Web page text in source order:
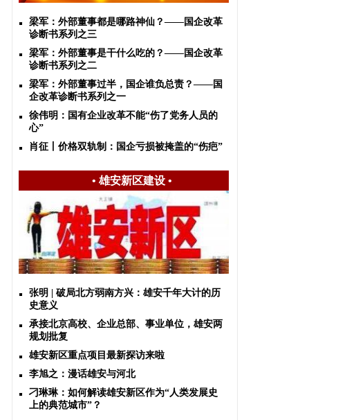
梁军：外部董事都是哪路神仙？——国企改革
诊断书系列之三
梁军：外部董事是干什么吃的？——国企改革
诊断书系列之二
梁军：外部董事过半，国企谁负总责？——国
企改革诊断书系列之一
徐伟明：国有企业改革不能“伤了党务人员的
心”
肖征丨价格双轨制：国企亏损被掩盖的“伤疤”
• 雄安新区建设•
张明 | 破局北方弱南方兴：雄安千年大计的历
史意义
承接北京高校、企业总部、事业单位，雄安两
规划批复
雄安新区重点项目最新探访来啦
李旭之：漫话雄安与河北
刁琳琳：如何解读雄安新区作为“人类发展史
上的典范城市”？